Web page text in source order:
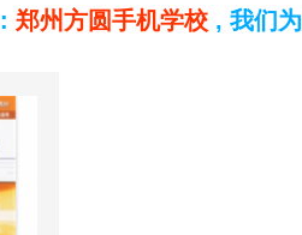
郑州方圆手机学校 , 我们